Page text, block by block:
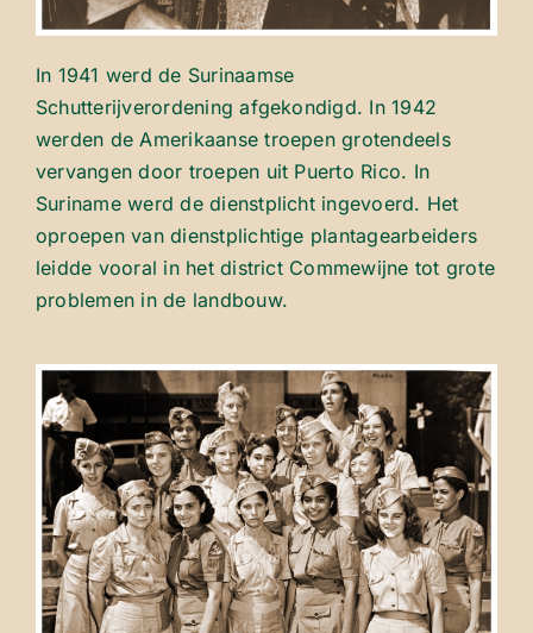
In 1941 werd de Surinaamse
Schutterijverordening afgekondigd. In 1942
werden de Amerikaanse troepen grotendeels
vervangen door troepen uit Puerto Rico. In
Suriname werd de dienstplicht ingevoerd. Het
oproepen van dienstplichtige plantagearbeiders
leidde vooral in het district Commewijne tot grote
problemen in de landbouw.